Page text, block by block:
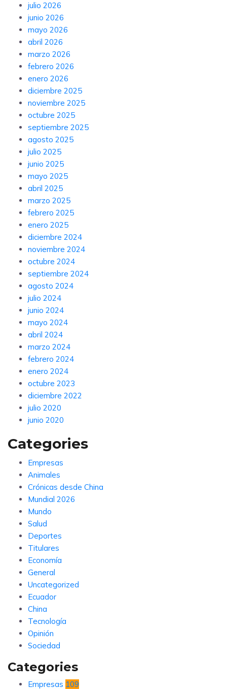
julio 2026
junio 2026
mayo 2026
abril 2026
marzo 2026
febrero 2026
enero 2026
diciembre 2025
noviembre 2025
octubre 2025
septiembre 2025
agosto 2025
julio 2025
junio 2025
mayo 2025
abril 2025
marzo 2025
febrero 2025
enero 2025
diciembre 2024
noviembre 2024
octubre 2024
septiembre 2024
agosto 2024
julio 2024
junio 2024
mayo 2024
abril 2024
marzo 2024
febrero 2024
enero 2024
octubre 2023
diciembre 2022
julio 2020
junio 2020
Categories
Empresas
Animales
Crónicas desde China
Mundial 2026
Mundo
Salud
Deportes
Titulares
Economía
General
Uncategorized
Ecuador
China
Tecnología
Opinión
Sociedad
Categories
Empresas 109